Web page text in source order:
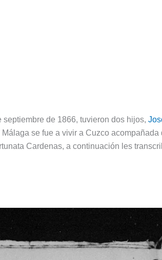
de 1866, tuvieron dos hijos,
se fue a vivir a Cuzco acompañada
Cardenas, a continuación les